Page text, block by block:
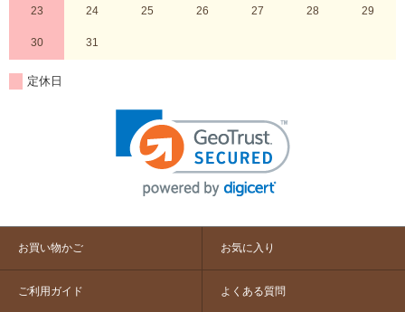
23 24 25 26 27 28 29
30 31
定休日
お買い物かご お気に入り
ご利用ガイド よくある質問